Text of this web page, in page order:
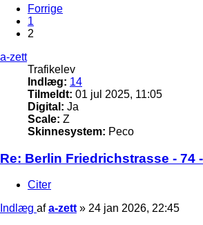
Forrige
1
2
a-zett
Trafikelev
Indlæg: 14
Tilmeldt: 01 jul 2025, 11:05
Digital: Ja
Scale: Z
Skinnesystem: Peco
Re: Berlin Friedrichstrasse - 74
Citer
Indlæg afa-zett » 24 jan 2026, 22:45